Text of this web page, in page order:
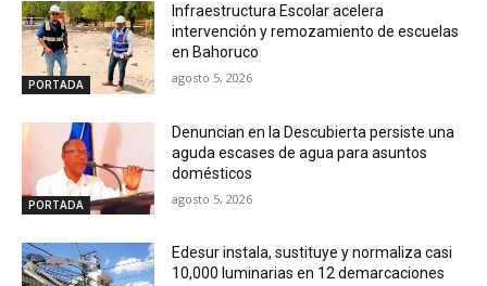
PORTADA
Infraestructura Escolar acelera
intervención y remozamiento de escuelas
en Bahoruco
agosto 5, 2026
PORTADA
Denuncian en la Descubierta persiste una
aguda escases de agua para asuntos
domésticos
agosto 5, 2026
Edesur instala, sustituye y normaliza casi
10,000 luminarias en 12 demarcaciones